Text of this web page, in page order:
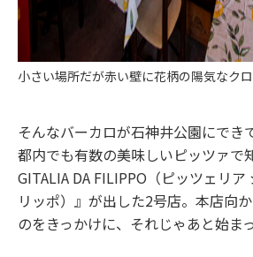
小さい場所だが赤い壁に花柄の陽気なク
そんなバーカロが石神井公園にでき
都内でも有数の美味しいピッツァで
GITALIA DA FILIPPO（ピッツェリア
リッポ）』が出した2号店。本店向
のをきっかけに、それじゃあと始ま